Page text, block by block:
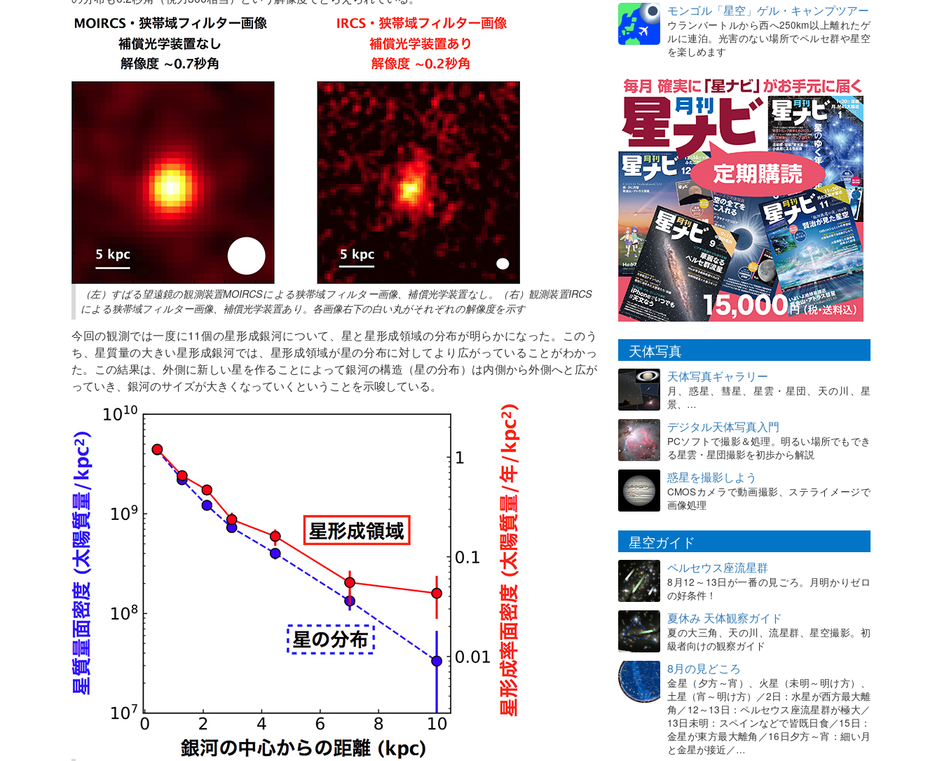
（左）すばる望遠鏡の観測装置MOIRCSによる狭帯域フィルター画像、補償光学装置なし。（右）観測装置IRCS
による狭帯域フィルター画像、補償光学装置あり。各画像右下の白い丸がそれぞれの解像度を示す
今回の観測では一度に11個の星形成銀河について、星と星形成領域の分布が明らかになった。このう
ち、星質量の大きい星形成銀河では、星形成領域が星の分布に対してより広がっていることがわかっ
た。この結果は、外側に新しい星を作ることによって銀河の構造（星の分布）は内側から外側へと広が
っていき、銀河のサイズが大きくなっていくということを示唆している。
モンゴル「星空」ゲル・キャンプツアー
ウランバートルから西へ250km以上離れたゲ
ルに連泊。光害のない場所でペルセ群や星空
を楽しめます
天体写真
天体写真ギャラリー
月、惑星、彗星、星雲・星団、天の川、星
景、…
デジタル天体写真入門
PCソフトで撮影＆処理。明るい場所でもでき
る星雲・星団撮影を初歩から解説
惑星を撮影しよう
CMOSカメラで動画撮影、ステライメージで
画像処理
星空ガイド
ペルセウス座流星群
8月12～13日が一番の見ごろ。月明かりゼロ
の好条件！
夏休み 天体観察ガイド
夏の大三角、天の川、流星群、星空撮影。初
級者向けの観察ガイド
8月の見どころ
金星（夕方～宵）、火星（未明～明け方）、
土星（宵～明け方）／2日：水星が西方最大離
角／12～13日：ペルセウス座流星群が極大／
13日未明：スペインなどで皆既日食／15日：
金星が東方最大離角／16日夕方～宵：細い月
と金星が接近／…